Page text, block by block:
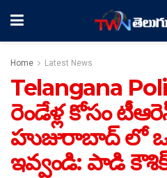
Home Latest News
Telangana
రెండేళ్ల కోసం
హుజురాబాద్ లో
ఇవ్వండి: పాడి కౌశిక్